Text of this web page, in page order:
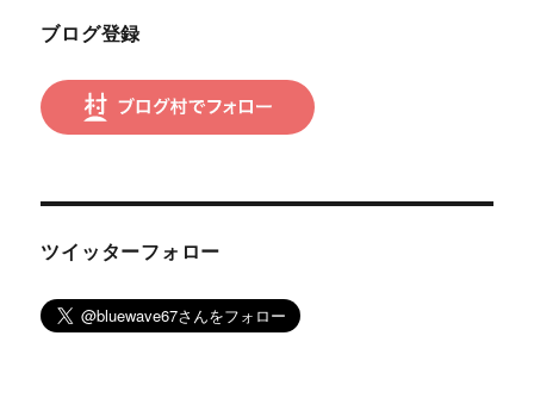
ン
ブログ登録
ツイッターフォロー